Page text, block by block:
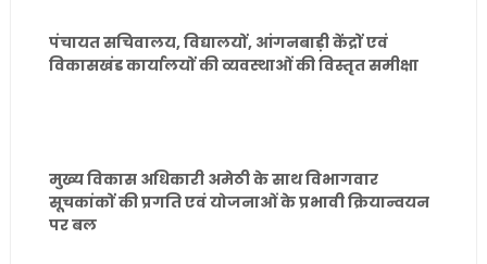
पंचायत सचिवालय, विद्यालयों, आंगनबाड़ी केंद्रों एवं
विकासखंड कार्यालयों की व्यवस्थाओं की विस्तृत समीक्षा
मुख्य विकास अधिकारी अमेठी के साथ विभागवार
सूचकांकों की प्रगति एवं योजनाओं के प्रभावी क्रियान्वयन
पर बल